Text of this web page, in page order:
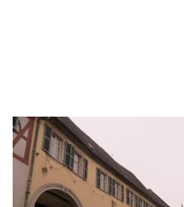
Westhofen